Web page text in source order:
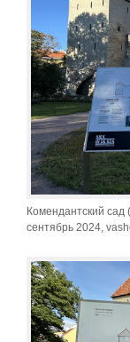
Комендантский сад
сентябрь 2024,